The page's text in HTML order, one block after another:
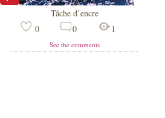
Tâche d’encre
0
0 1
See the comments